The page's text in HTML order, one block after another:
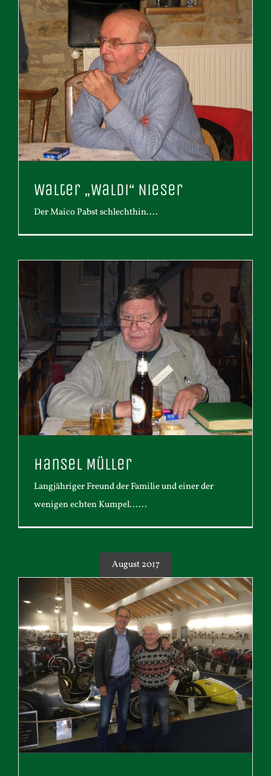
Walter „Waldi“ Nieser
Der Maico Pabst schlechthin....
Hansel Müller
Langjähriger Freund der Familie und einer der
wenigen echten Kumpel......
August 2017